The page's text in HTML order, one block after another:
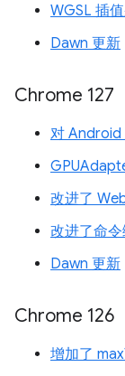
WGSL 插
Dawn 更新
Chrome 127
对 Android
改进了
改进了命
Dawn 更新
Chrome 126
增加了